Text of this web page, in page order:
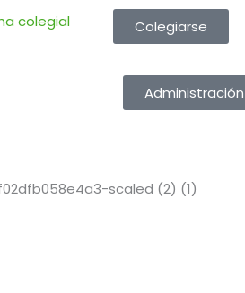
colegial Colegiarse
Administración